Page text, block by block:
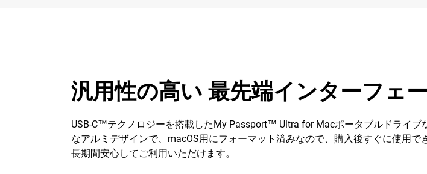
汎用性の高い 最先端インターフェ
USB-C™テクノロジーを搭載したMy Passport™ Ultra for Macポータブルドライ
なアルミデザインで、macOS用にフォーマット済みなので、購入後すぐに使用で
長期間安心してご利用いただけます。